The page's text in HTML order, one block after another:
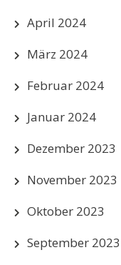
April 2024
März 2024
Februar 2024
Januar 2024
Dezember 2023
November 2023
Oktober 2023
September 2023